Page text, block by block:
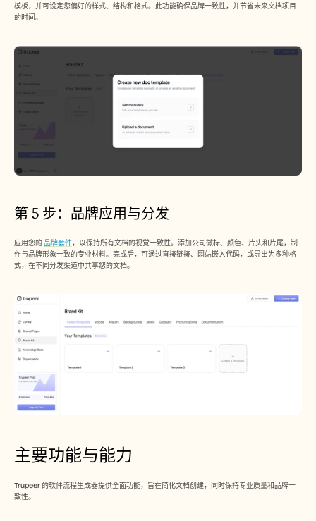
模板，并可设定您偏好的样式、结构和格式。此功能确保品牌一致性，并节省未来文档项目
的时间。
第 5 步：品牌应用与分发
应用您的 品牌套件，以保持所有文档的视觉一致性。添加公司徽标、颜色、片头和片尾，制
作与品牌形象一致的专业材料。完成后，可通过直接链接、网站嵌入代码，或导出为多种格
式，在不同分发渠道中共享您的文档。
主要功能与能力
Trupeer 的软件流程生成器提供全面功能，旨在简化文档创建，同时保持专业质量和品牌一
致性。